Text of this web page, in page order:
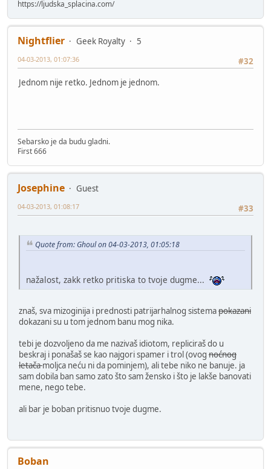
https://ljudska_splacina.com/
Nightflier Geek Royalty
5
#32
04-03-2013, 01:07:36
Jednom nije retko. Jednom je jednom.
Sebarsko je da budu gladni.
First 666
Josephine
Guest
#33
04-03-2013, 01:08:17
Quote from: Ghoul on 04-03-2013, 01:05:18
nažalost, zakk retko pritiska to tvoje dugme...
znaš, sva mizoginija i prednosti patrijarhalnog sistemapokazani
dokazani su u tom jednom banu mog nika.
tebi je dozvoljeno da me nazivaš idiotom, repliciraš do u
beskraj i ponašaš se kao najgori spamer i trol (ovog noćnog
letačamoljca neću ni da pominjem), ali tebe niko ne banuje. ja
sam dobila ban samo zato što sam žensko i što je lakše banovati
mene, nego tebe.
ali bar je boban pritisnuo tvoje dugme.
Boban